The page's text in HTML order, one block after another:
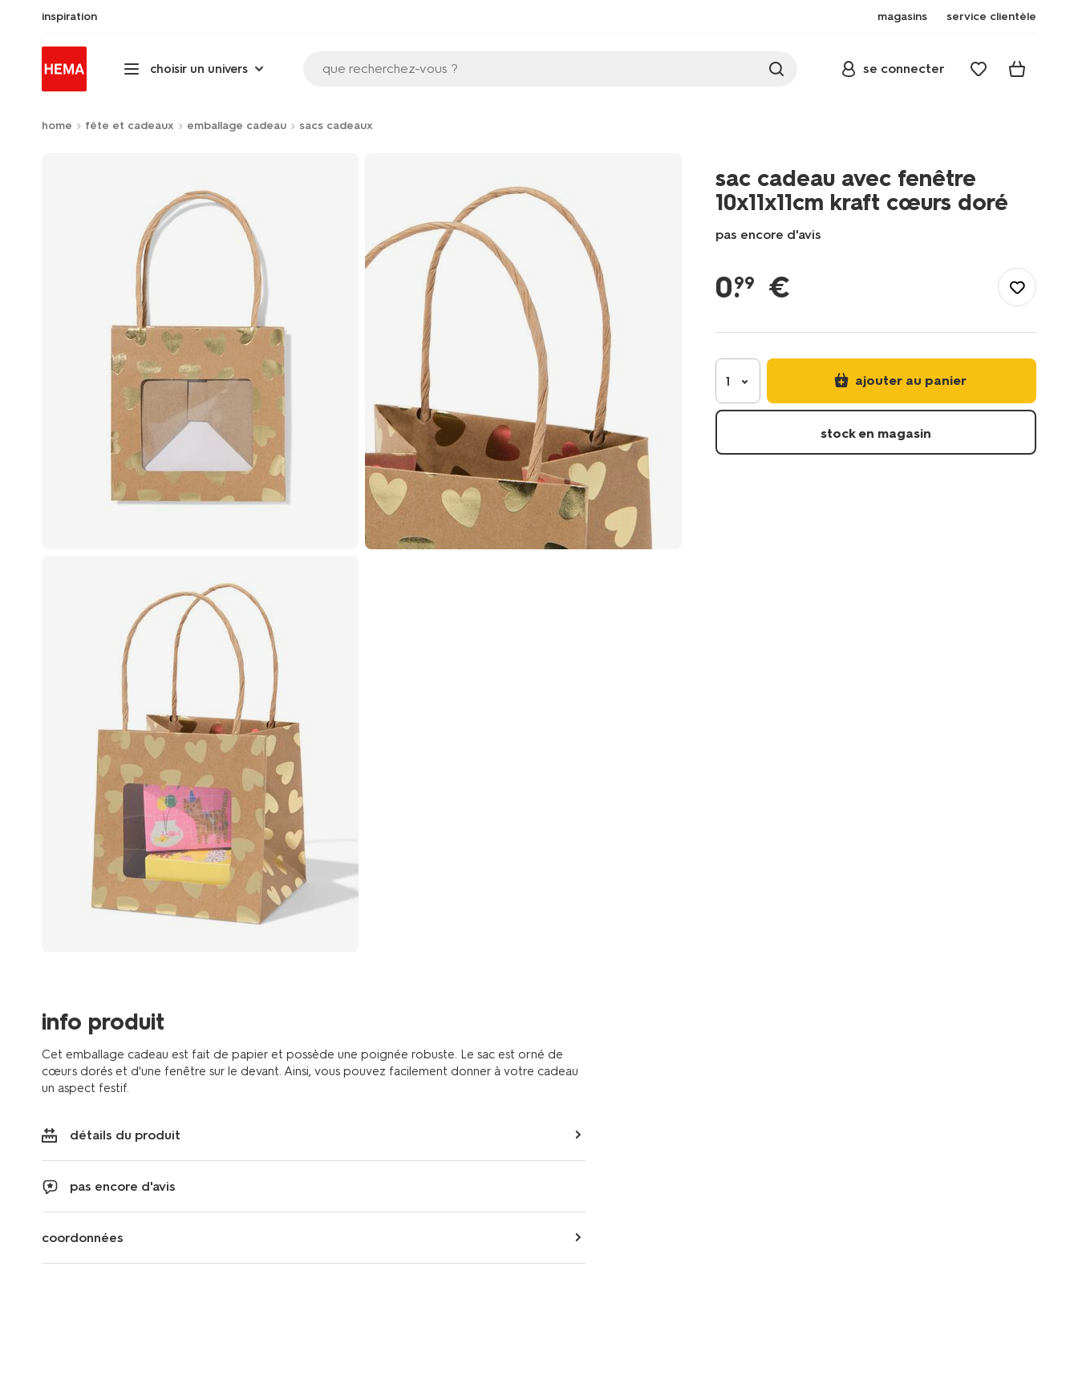
inspiration magasins service clientèle
choisir un univers que recherchez-vous ? se connecter
home fête et cadeaux emballage cadeau sacs cadeaux
info produit
Cet emballage cadeau est fait de papier et possède une poignée robuste. Le sac est orné de
cœurs dorés et d'une fenêtre sur le devant. Ainsi, vous pouvez facilement donner à votre cadeau
un aspect festif.
détails du produit
pas encore d'avis
coordonnées
sac cadeau avec fenêtre
10x11x11cm kraft cœurs doré
pas encore d'avis
idees-
cadeau-
avec-
fenetre-
10x11x11cm-
dore-
0.
99 €
1 ajouter au panier
stock en magasin